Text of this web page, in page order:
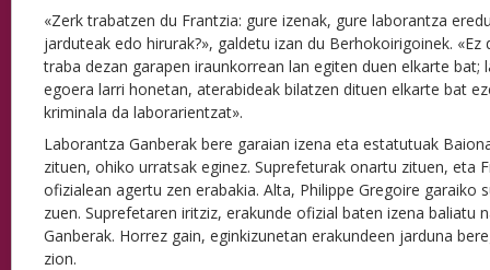
«Zerk trabatzen du Frantzia: gure izenak, gure laborantza
jarduteak edo hirurak?», galdetu izan du Berhokoirigoinek.
traba dezan garapen iraunkorrean lan egiten duen elkarte bat;
egoera larri honetan, aterabideak bilatzen dituen elkarte bat
kriminala da laborarientzat».
Laborantza Ganberak bere garaian izena eta estatutuak
zituen, ohiko urratsak eginez. Suprefeturak onartu zituen, eta
ofizialean agertu zen erabakia. Alta, Philippe Gregoire garaiko
zuen. Suprefetaren iritziz, erakunde ofizial baten izena baliatu
Ganberak. Horrez gain, eginkizunetan erakundeen jarduna
zion.